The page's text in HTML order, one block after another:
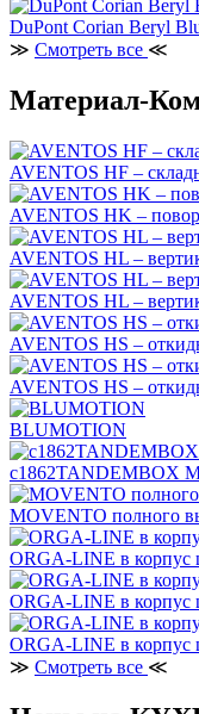
DuPont Corian Beryl
≫ Смотреть все ≪
Материал-
AVENTOS HF –
AVENTOS HK –
AVENTOS HL –
AVENTOS HL –
AVENTOS HS –
AVENTOS HS –
BLUMOTION
c1862TANDEMBOX
MOVENTO полного
ORGA-LINE в
ORGA-LINE в
ORGA-LINE в
≫ Смотреть все ≪